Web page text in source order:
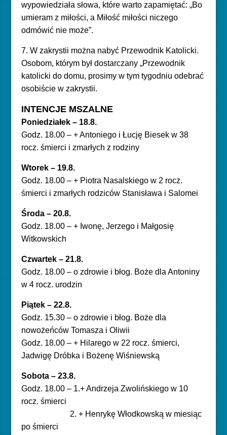
wypowiedziała słowa, które warto zapamiętać: „Bo
umieram z miłości, a Miłość miłości niczego
odmówić nie może”.
7. W zakrystii można nabyć Przewodnik Katolicki.
Osobom, którym był dostarczany „Przewodnik
katolicki do domu, prosimy w tym tygodniu odebrać
osobiście w zakrystii.
INTENCJE MSZALNE
Poniedziałek – 18.8.
Godz. 18.00 – + Antoniego i Łucję Biesek w 38
rocz. śmierci i zmarłych z rodziny
Wtorek – 19.8.
Godz. 18.00 – + Piotra Nasalskiego w 2 rocz.
śmierci i zmarłych rodziców Stanisława i Salomei
Środa – 20.8.
Godz. 18.00 – + Iwonę, Jerzego i Małgosię
Witkowskich
Czwartek – 21.8.
Godz. 18.00 – o zdrowie i błog. Boże dla Antoniny
w 4 rocz. urodzin
Piątek – 22.8.
Godz. 15.30 – o zdrowie i błog. Boże dla
nowożeńców Tomasza i Oliwii
Godz. 18.00 – + Hilarego w 22 rocz. śmierci,
Jadwigę Dróbka i Bożenę Wiśniewską
Sobota – 23.8.
Godz. 18.00 – 1.+ Andrzeja Zwolińskiego w 10
rocz. śmierci
2. + Henrykę Włodkowską w miesiąc
po śmierci